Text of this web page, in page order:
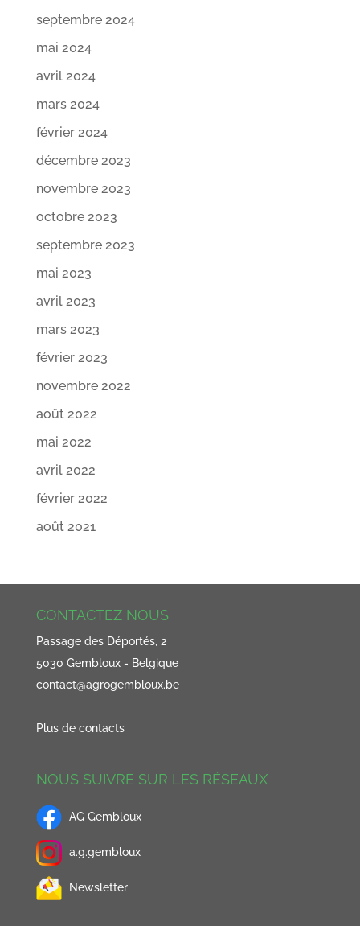
septembre 2024
mai 2024
avril 2024
mars 2024
février 2024
décembre 2023
novembre 2023
octobre 2023
septembre 2023
mai 2023
avril 2023
mars 2023
février 2023
novembre 2022
août 2022
mai 2022
avril 2022
février 2022
août 2021
CONTACTEZ NOUS
Passage des Déportés, 2
5030 Gembloux - Belgique
contact@agrogembloux.be
Plus de contacts
NOUS SUIVRE SUR LES RÉSEAUX
AG Gembloux
a.g.gembloux
Newsletter